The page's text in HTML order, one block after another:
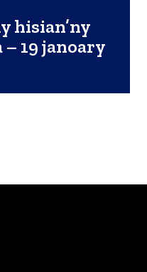
hisian’ny
19 janoary